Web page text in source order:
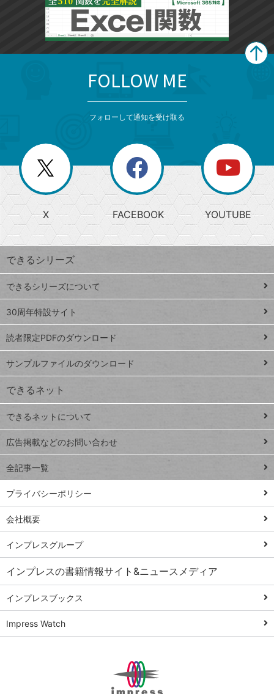
じ
る
search
検
索
上
昇
ワ
ー
ド
Google
スプレ
ッドシ
ート
iPhone
VLOOKUP
close
閉じ
る
閉
じ
る
ー
か
ら
探
す
ト
ッ
プ
ペ
ジ
連載
Excel Q&A
トイアンナ流仕
事術
PowerAutomate
ではじめる業務
の完全自動化
AI議事録作成術
Windows 11
Q&A
Teams踏み込み
活用術
Excel講師の仕事
術
FOLLOW ME
フォローして通知を受け取る
X FACEBOOK YOUTUBE
できるシリーズ
できるシリーズについて
30周年特設サイト
読者限定PDFのダウンロード
サンプルファイルのダウンロード
できるネット
できるネットについて
広告掲載などのお問い合わせ
全記事一覧
プライバシーポリシー
会社概要
インプレスグループ
インプレスの書籍情報サイト&ニュースメディア
インプレスブックス
Impress Watch